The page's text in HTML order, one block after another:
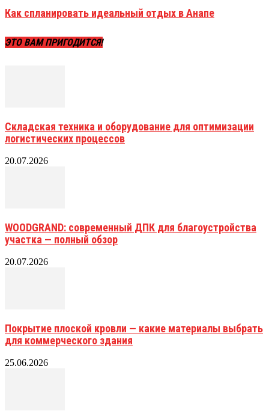
Как спланировать идеальный отдых в Анапе
ЭТО ВАМ ПРИГОДИТСЯ!
Складская техника и оборудование для оптимизации
логистических процессов
20.07.2026
WOODGRAND: современный ДПК для благоустройства
участка — полный обзор
20.07.2026
Покрытие плоской кровли — какие материалы выбрать
для коммерческого здания
25.06.2026